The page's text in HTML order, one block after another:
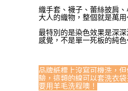
織手套、襪子、蕾絲披肩、
大人的織物，整個就是萬
最特別的是染色效果是深
感覺，不是單一死板的純
品牌紙標上沒寫可機洗，
驗，這類的線可以套洗衣
要用羊毛洗程噢！